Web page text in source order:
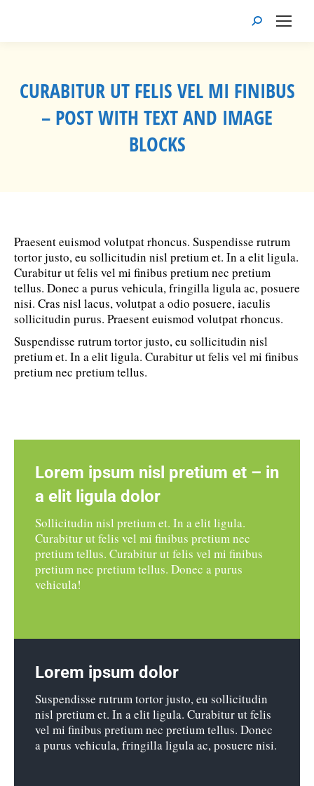
Recherche
:
CURABITUR UT FELIS VEL MI FINIBUS
– POST WITH TEXT AND IMAGE
BLOCKS
Praesent euismod volutpat rhoncus. Suspendisse rutrum
tortor justo, eu sollicitudin nisl pretium et. In a elit ligula.
Curabitur ut felis vel mi finibus pretium nec pretium
tellus. Donec a purus vehicula, fringilla ligula ac, posuere
nisi. Cras nisl lacus, volutpat a odio posuere, iaculis
sollicitudin purus. Praesent euismod volutpat rhoncus.
Suspendisse rutrum tortor justo, eu sollicitudin nisl
pretium et. In a elit ligula. Curabitur ut felis vel mi finibus
pretium nec pretium tellus.
Lorem ipsum nisl pretium et – in
a elit ligula dolor
Sollicitudin nisl pretium et. In a elit ligula.
Curabitur ut felis vel mi finibus pretium nec
pretium tellus. Curabitur ut felis vel mi finibus
pretium nec pretium tellus. Donec a purus
vehicula!
Lorem ipsum dolor
Suspendisse rutrum tortor justo, eu sollicitudin
nisl pretium et. In a elit ligula. Curabitur ut felis
vel mi finibus pretium nec pretium tellus. Donec
a purus vehicula, fringilla ligula ac, posuere nisi.